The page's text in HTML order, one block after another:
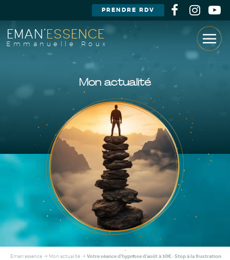
Mon actualité
EMAN'ESSENCE
Emmanuelle Roux
PRENDRE RDV
Eman'essence Mon actualité Votre séance d'hypnose d'août à 30€ : Stop à la frustration